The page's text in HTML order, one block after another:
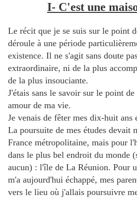
I- C'est une
Le récit que je se suis sur le point
déroule à une période
existence. Il ne s'agit sans doute
extraordinaire, ni de la plus
de la plus insouciante.
J'étais sans le savoir sur le point
amour de ma vie.
Je venais de fêter mes dix-huit ans
La poursuite de mes études devait
France métropolitaine, mais pour
dans le plus bel endroit du monde
aucun) : l'île de La Réunion. Pour
m'a aujourd'hui échappé, mes
vers le lieu où j'allais poursuivre